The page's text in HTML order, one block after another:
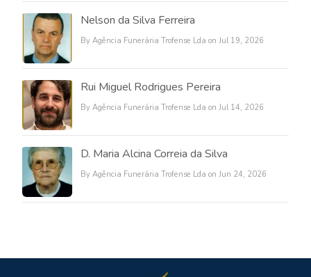
Nelson da Silva Ferreira
By Agência Funerária Trofense Lda on Jul 19, 2026
Rui Miguel Rodrigues Pereira
By Agência Funerária Trofense Lda on Jul 14, 2026
D. Maria Alcina Correia da Silva
By Agência Funerária Trofense Lda on Jun 24, 2026